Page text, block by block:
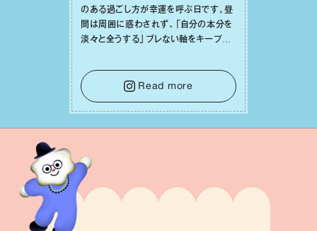
のある過ごし⽅が幸運を呼ぶ⽇です。昼
間は周囲に惑わされず、「⾃分の本分を
淡々と全うする」ブレない軸をキープし
⾔葉に流されないよう、⼼にしっかりブ
レーキをかけること。この意識の切り替
えが、あなたに確かな安⼼感をもたらす
はずです。
Read more